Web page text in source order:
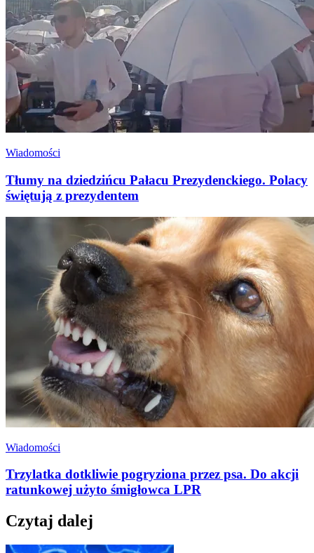
Wiadomości
Tłumy na dziedzińcu Pałacu Prezydenckiego. Polacy
świętują z prezydentem
Wiadomości
Trzylatka dotkliwie pogryziona przez psa. Do akcji
ratunkowej użyto śmigłowca LPR
Czytaj dalej